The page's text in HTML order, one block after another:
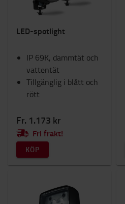
LED-spotlight
IP 69K, dammtät och
vattentät
Tillgänglig i blått och
rött
Fr. 1.173 kr
Fri frakt!
KÖP